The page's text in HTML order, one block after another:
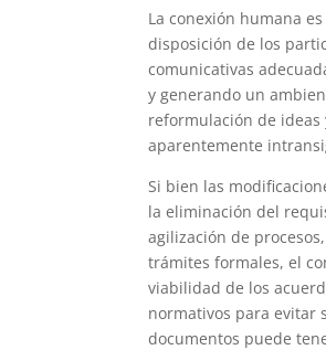
La conexión humana
disposición de los
comunicativas
y generando un
reformulación de
aparentemente
Si bien las
la eliminación del
agilización de
trámites formales, el
viabilidad de los
normativos para evitar
documentos puede